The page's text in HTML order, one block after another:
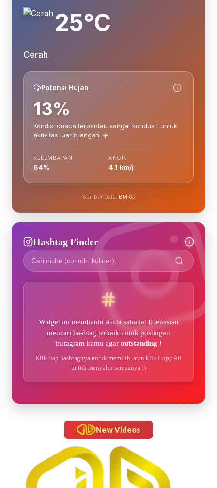
25°C
Cerah
Potensi Hujan
13%
Kondisi cuaca terpantau sangat kondusif untuk
aktivitas luar ruangan. ☀️
KELEMBAPAN
64%
ANGIN
4.1 km/j
Sumber Data: BMKG
Hashtag Finder
Widget ini membantu Anda sahabat IDenesian
mencari hashtag terbaik untuk postingan
instagram kamu agar outstanding !
Klik tiap hashtagnya untuk memilih, atau klik Copy All
untuk menyalin semuanya :)
New Videos